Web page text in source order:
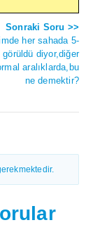
Sonraki Soru >>
her sahada 5-
diyor,diğer
aralıklarda,bu
ne demektir?